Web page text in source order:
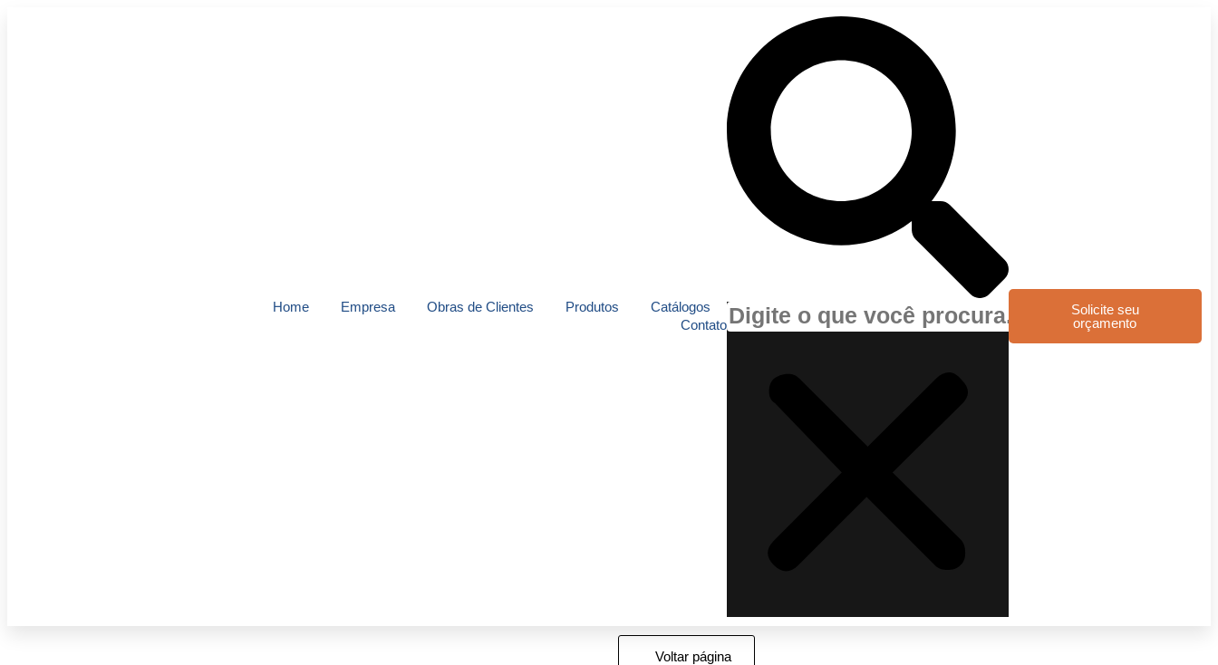
Home Empresa Obras de Clientes Produtos
Catálogos
Contato
Solicite seu
orçamento
Voltar página